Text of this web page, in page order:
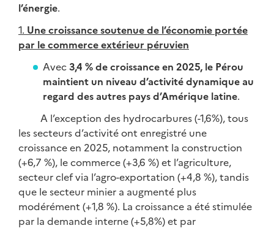
l’énergie.
1. Une croissance soutenue de l’économie portée
par le commerce extérieur péruvien
Avec3,4 % de croissance en 2025, le Pérou
maintient un niveau d’activité dynamique au
regard des autres pays d’Amérique latine.
A l’exception des hydrocarbures (-1,6%), tous
les secteurs d’activité ont enregistré une
croissance en 2025, notamment la construction
(+6,7 %), le commerce (+3,6 %) et l’agriculture,
secteur clef via l’agro-exportation (+4,8 %), tandis
que le secteur minier a augmenté plus
modérément (+1,8 %). La croissance a été stimulée
par la demande interne (+5,8%) et par